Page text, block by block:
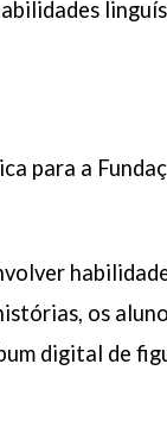
para a
os
digital de